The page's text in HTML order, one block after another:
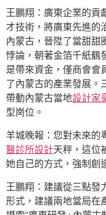
王鵬翔：廣東企業的貢
才技術，將廣東先進的
內蒙古，晉陞了當甜甜
悖論，朝著金箔千紙鶴
是帶來資金，僅商會會
了內蒙古的產業發展。
帶動內蒙古當地設計家
型崗位。
羊城晚報：您對未來的
醫診所設計天秤，這位
她自己的方式，強制創
王鵬翔：建議從三點發
形式，建議兩地當局在